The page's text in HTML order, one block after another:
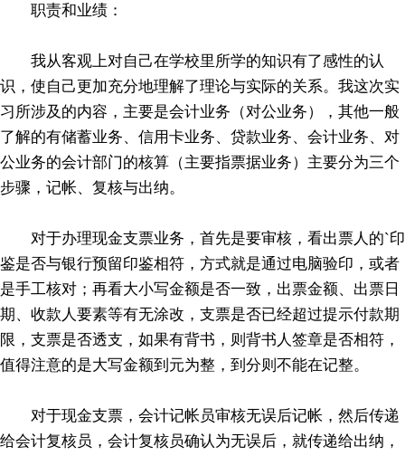
职责和业绩：
我从客观上对自己在学校里所学的知识有了感性的认
识，使自己更加充分地理解了理论与实际的关系。我这次实
习所涉及的内容，主要是会计业务（对公业务），其他一般
了解的有储蓄业务、信用卡业务、贷款业务、会计业务、对
公业务的会计部门的核算（主要指票据业务）主要分为三个
步骤，记帐、复核与出纳。
对于办理现金支票业务，首先是要审核，看出票人的`印
鉴是否与银行预留印鉴相符，方式就是通过电脑验印，或者
是手工核对；再看大小写金额是否一致，出票金额、出票日
期、收款人要素等有无涂改，支票是否已经超过提示付款期
限，支票是否透支，如果有背书，则背书人签章是否相符，
值得注意的是大写金额到元为整，到分则不能在记整。
对于现金支票，会计记帐员审核无误后记帐，然后传递
给会计复核员，会计复核员确认为无误后，就传递给出纳，